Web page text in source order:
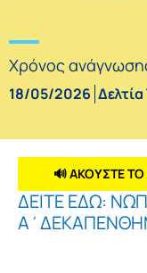
Χρόνος
18/05/2026
🔊 ΑΚΟΥΣΤΕ
ΔΕΙΤΕ ΕΔΩ: